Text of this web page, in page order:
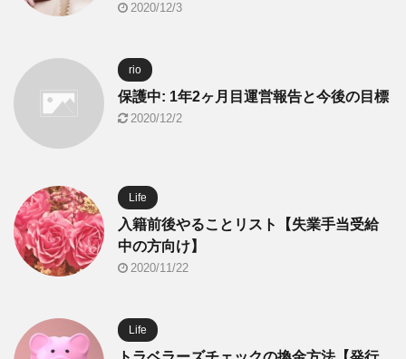
2020/12/3
rio
保護中: 1年2ヶ月目運営報告と今後の目標
2020/12/2
Life
入籍前後やることリスト【失業手当受給
中の方向け】
2020/11/22
Life